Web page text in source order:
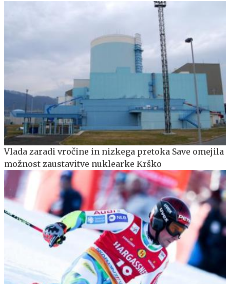
Vlada zaradi vročine in nizkega pretoka Save omejila
možnost zaustavitve nuklearke Krško